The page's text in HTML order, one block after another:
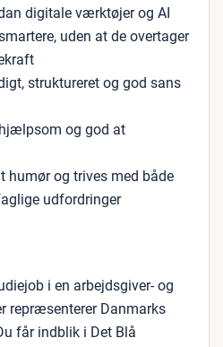
digitale værktøjer og AI
uden at de overtager
struktureret og god sans
og god at
humør og trives med både
udfordringer
i en arbejdsgiver- og
repræsenterer Danmarks
får indblik i Det Blå